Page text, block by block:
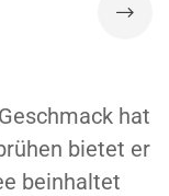
hat
bietet er
beinhaltet